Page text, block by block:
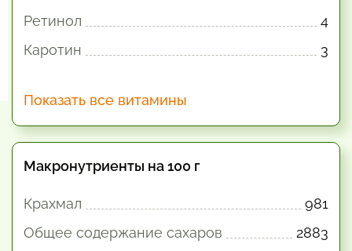
Ретинол
4
Каротин
3
Показать все витамины
Макронутриенты на 100 г
Крахмал
981
Общее содержание сахаров
2883